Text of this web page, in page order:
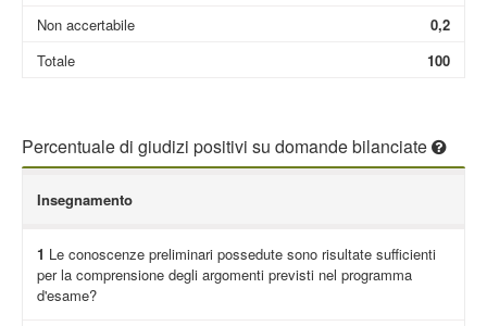
Non accertabile
Totale
0,2
100
Percentuale di giudizi positivi su domande bilanciate
Insegnamento
1 Le conoscenze preliminari possedute sono risultate sufficienti
per la comprensione degli argomenti previsti nel programma
d'esame?